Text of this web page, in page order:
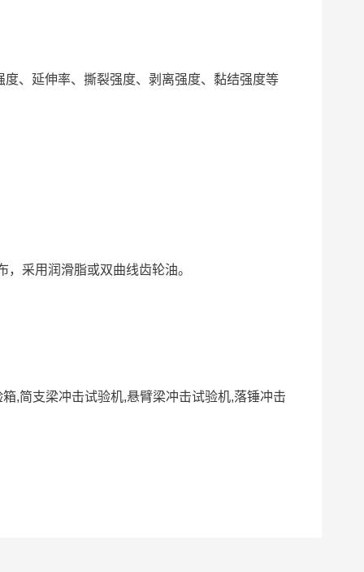
、延伸率、撕裂强度、剥离强度、黏结强度等
采用润滑脂或双曲线齿轮油。
,简支梁冲击试验机,悬臂梁冲击试验机,落锤冲击